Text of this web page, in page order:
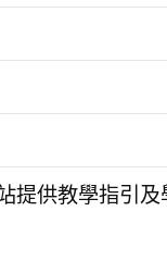
提供教學指引